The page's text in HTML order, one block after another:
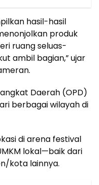
hasil-hasil
produk
ruang seluas-
ambil bagian,” ujar
Daerah (OPD)
berbagai wilayah di
di arena festival
lokal—baik dari
kota lainnya.